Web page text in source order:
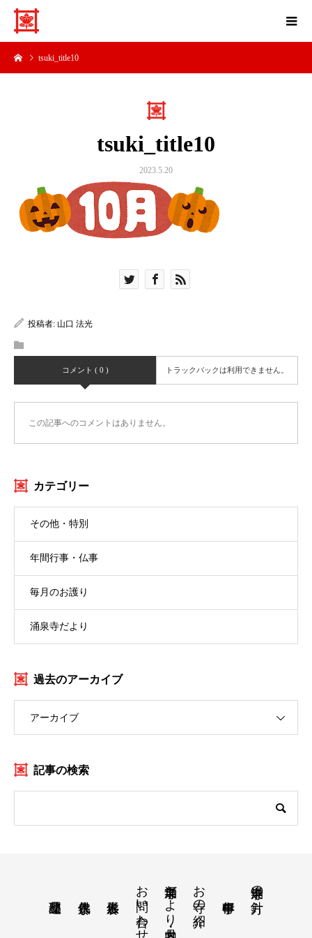
tsuki_title10
tsuki_title10
2023.5.20
投稿者: 山口 法光
コメント ( 0 ) トラックバックは利用できません。
この記事へのコメントはありません。
カテゴリー
その他・特別
年間行事・仏事
毎月のお護り
涌泉寺だより
過去のアーカイブ
アーカイブ
記事の検索
涌泉寺の方針
お寺の紹介
涌泉寺だより・月案内
お問い合わせ